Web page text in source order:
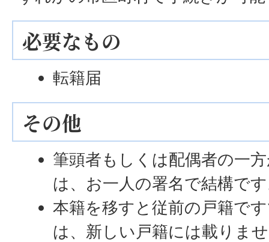
必要なもの
転籍届
その他
筆頭者もしくは配偶者の一
は、お一人の署名で結構で
本籍を移すと従前の戸籍で
は、新しい戸籍には載りま